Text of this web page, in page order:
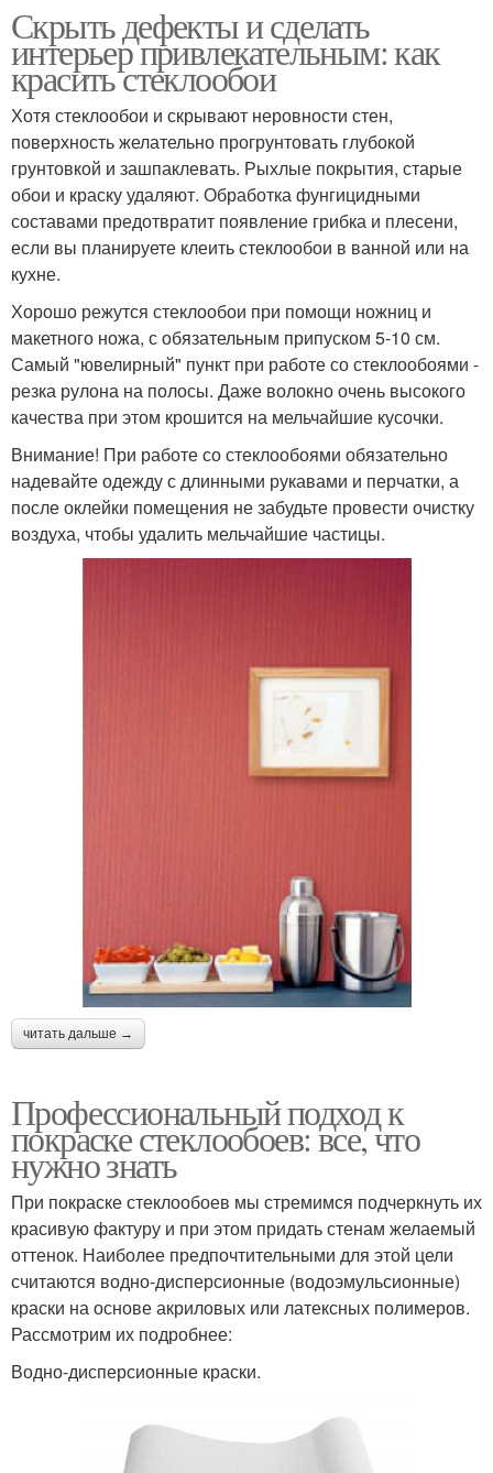
Скрыть дефекты и сделать
интерьер привлекательным: как
красить стеклообои
Хотя стеклообои и скрывают неровности стен,
поверхность желательно прогрунтовать глубокой
грунтовкой и зашпаклевать. Рыхлые покрытия, старые
обои и краску удаляют. Обработка фунгицидными
составами предотвратит появление грибка и плесени,
если вы планируете клеить стеклообои в ванной или на
кухне.
Хорошо режутся стеклообои при помощи ножниц и
макетного ножа, с обязательным припуском 5-10 см.
Самый "ювелирный" пункт при работе со стеклообоями -
резка рулона на полосы. Даже волокно очень высокого
качества при этом крошится на мельчайшие кусочки.
Внимание! При работе со стеклообоями обязательно
надевайте одежду с длинными рукавами и перчатки, а
после оклейки помещения не забудьте провести очистку
воздуха, чтобы удалить мельчайшие частицы.
читать дальше →
Профессиональный подход к
покраске стеклообоев: все, что
нужно знать
При покраске стеклообоев мы стремимся подчеркнуть их
красивую фактуру и при этом придать стенам желаемый
оттенок. Наиболее предпочтительными для этой цели
считаются водно-дисперсионные (водоэмульсионные)
краски на основе акриловых или латексных полимеров.
Рассмотрим их подробнее:
Водно-дисперсионные краски.